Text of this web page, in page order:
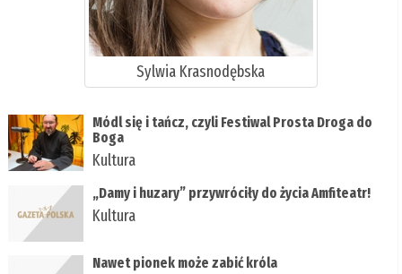
Sylwia Krasnodębska
Módl się i tańcz, czyli Festiwal Prosta Droga do
Boga
Kultura
„Damy i huzary” przywróciły do życia Amfiteatr!
Kultura
Nawet pionek może zabić króla